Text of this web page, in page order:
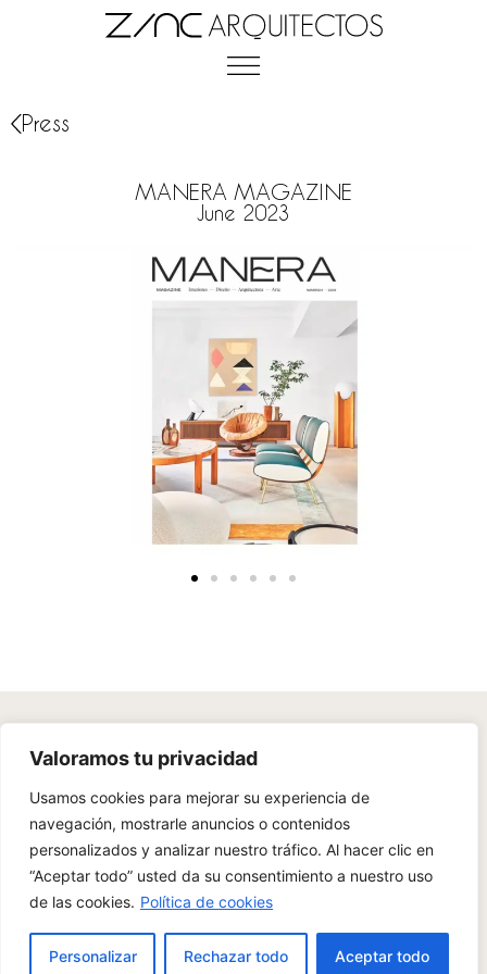
Valoramos tu privacidad
Usamos cookies para mejorar su experiencia de
navegación, mostrarle anuncios o contenidos
personalizados y analizar nuestro tráfico. Al hacer clic en
“Aceptar todo” usted da su consentimiento a nuestro uso
de las cookies. Política de cookies
Personalizar Rechazar todo Aceptar todo
Press
MANERA MAGAZINE
June 2023
With a sensitive eye, a deep attention to detail, and an
emotional commitment to each project, we create unique
EN